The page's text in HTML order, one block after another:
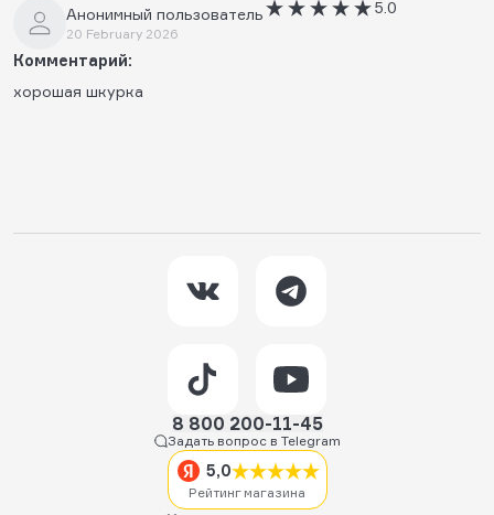
Анонимный пользователь
20 February 2026
5.0
Комментарий:
хорошая шкурка
8 800 200-11-45
Задать вопрос в Telegram
5,0
Рейтинг магазина